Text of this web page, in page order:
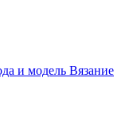
и модель Вязание